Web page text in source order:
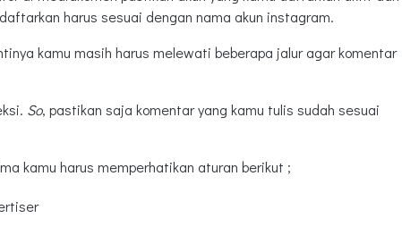
harus sesuai dengan nama akun instagram.
kamu masih harus melewati beberapa jalur agar komentar
So, pastikan saja komentar yang kamu tulis sudah sesuai
kamu harus memperhatikan aturan berikut ;